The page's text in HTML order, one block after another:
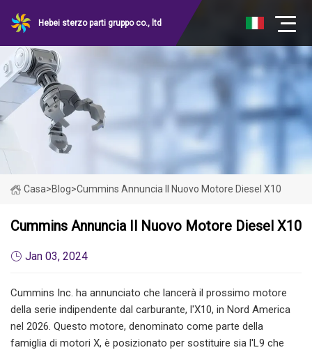
Hebei sterzo parti gruppo co., ltd
Casa>Blog>Cummins Annuncia Il Nuovo Motore Diesel X10
Cummins Annuncia Il Nuovo Motore Diesel X10
Jan 03, 2024
Cummins Inc. ha annunciato che lancerà il prossimo motore
della serie indipendente dal carburante, l'X10, in Nord America
nel 2026. Questo motore, denominato come parte della
famiglia di motori X, è posizionato per sostituire sia l'L9 che